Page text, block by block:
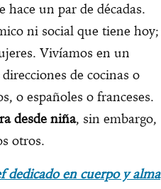
hace un par de décadas.
ni social que tiene hoy;
Vivíamos en un
de cocinas o
o españoles o franceses.
desde niña, sin embargo,
otros.
dedicado en cuerpo y alma